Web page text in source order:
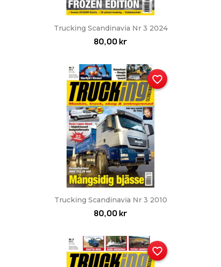
Trucking Scandinavia Nr 3 2024
80,00 kr
Trucking Scandinavia Nr 3 2010
80,00 kr
favorite_border
favorite_border